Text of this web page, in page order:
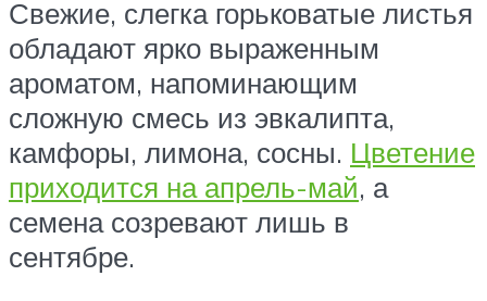
Свежие, слегка горьковатые листья
обладают ярко выраженным
ароматом, напоминающим
сложную смесь из эвкалипта,
камфоры, лимона, сосны. Цветение
приходится на апрель-май, а
семена созревают лишь в
сентябре.